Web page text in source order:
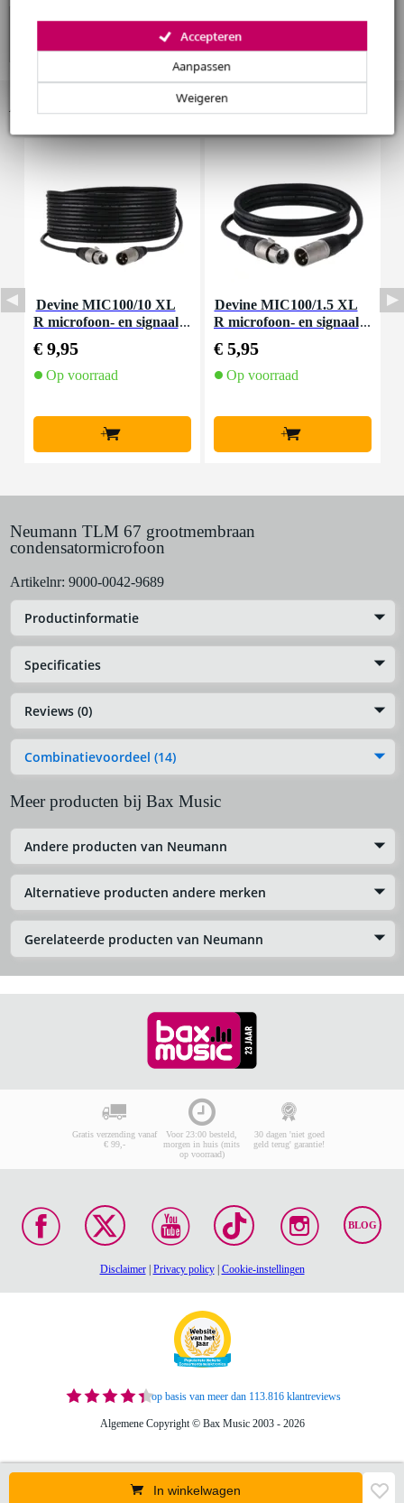
Weigeren
Aanpassen
Accepteren
Devine MIC100/10 XL
R microfoon- en signaal
€ 9,95
Op voorraad
+
Devine MIC100/1.5 XL
R microfoon- en signaal
€ 5,95
Op voorraad
+
Neumann TLM 67 grootmembraan
condensatormicrofoon
Artikelnr: 9000-0042-9689
Productinformatie
Specificaties
Reviews (0)
Combinatievoordeel (14)
Meer producten bij Bax Music
Andere producten van Neumann
Alternatieve producten andere merken
Gerelateerde producten van Neumann
In winkelwagen
Gratis verzending vanaf
€ 99,-
Voor 23:00 besteld,
morgen in huis (mits
op voorraad)
30 dagen 'niet goed
geld terug' garantie!
BLOG
Disclaimer| Privacy policy| Cookie-instellingen
op basis van meer dan 113.816 klantreviews
Algemene Copyright © Bax Music 2003 - 2026